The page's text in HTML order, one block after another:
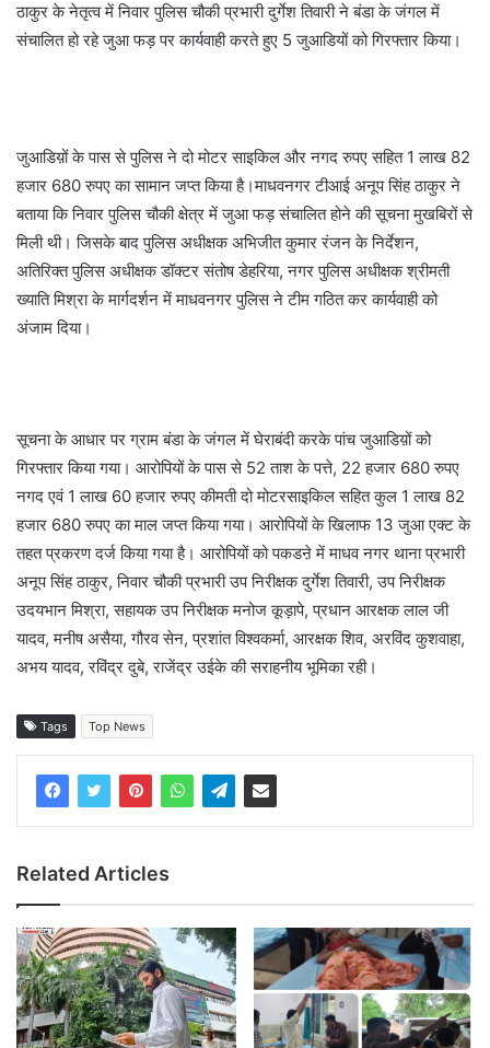
ठाकुर के नेतृत्व में निवार पुलिस चौकी प्रभारी दुर्गेश तिवारी ने बंडा के जंगल में
संचालित हो रहे जुआ फड़ पर कार्यवाही करते हुए 5 जुआडियों को गिरफ्तार किया।
जुआडिय़ों के पास से पुलिस ने दो मोटर साइकिल और नगद रुपए सहित 1 लाख 82
हजार 680 रुपए का सामान जप्त किया है।माधवनगर टीआई अनूप सिंह ठाकुर ने
बताया कि निवार पुलिस चौकी क्षेत्र में जुआ फड़ संचालित होने की सूचना मुखबिरों से
मिली थी। जिसके बाद पुलिस अधीक्षक अभिजीत कुमार रंजन के निर्देशन,
अतिरिक्त पुलिस अधीक्षक डॉक्टर संतोष डेहरिया, नगर पुलिस अधीक्षक श्रीमती
ख्याति मिश्रा के मार्गदर्शन में माधवनगर पुलिस ने टीम गठित कर कार्यवाही को
अंजाम दिया।
सूचना के आधार पर ग्राम बंडा के जंगल में घेराबंदी करके पांच जुआडिय़ों को
गिरफ्तार किया गया। आरोपियों के पास से 52 ताश के पत्ते, 22 हजार 680 रुपए
नगद एवं 1 लाख 60 हजार रुपए कीमती दो मोटरसाइकिल सहित कुल 1 लाख 82
हजार 680 रुपए का माल जप्त किया गया। आरोपियों के खिलाफ 13 जुआ एक्ट के
तहत प्रकरण दर्ज किया गया है। आरोपियों को पकडऩे में माधव नगर थाना प्रभारी
अनूप सिंह ठाकुर, निवार चौकी प्रभारी उप निरीक्षक दुर्गेश तिवारी, उप निरीक्षक
उदयभान मिश्रा, सहायक उप निरीक्षक मनोज कूड़ापे, प्रधान आरक्षक लाल जी
यादव, मनीष असैया, गौरव सेन, प्रशांत विश्वकर्मा, आरक्षक शिव, अरविंद कुशवाहा,
अभय यादव, रविंद्र दुबे, राजेंद्र उईके की सराहनीय भूमिका रही।
Tags Top News
Related Articles